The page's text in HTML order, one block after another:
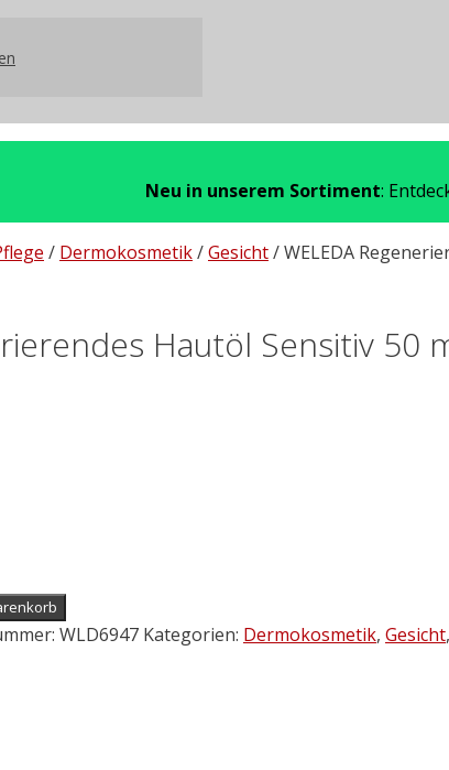
Neu in unserem Sortiment:
/ Dermokosmetik/Gesicht/ WELEDA
Hautöl Sensitiv 50
WLD6947 Kategorien: Dermokosmetik, Gesicht,